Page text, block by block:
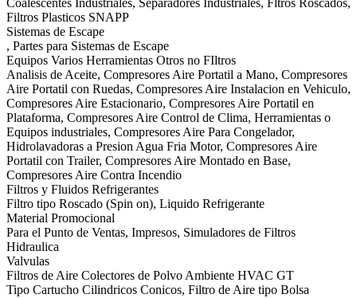
Coalescentes Industriales, Separadores Industriales, Fltros Roscados,
Filtros Plasticos SNAPP
Sistemas de Escape
, Partes para Sistemas de Escape
Equipos Varios Herramientas Otros no FIltros
Analisis de Aceite, Compresores Aire Portatil a Mano, Compresores
Aire Portatil con Ruedas, Compresores Aire Instalacion en Vehiculo,
Compresores Aire Estacionario, Compresores Aire Portatil en
Plataforma, Compresores Aire Control de Clima, Herramientas o
Equipos industriales, Compresores Aire Para Congelador,
Hidrolavadoras a Presion Agua Fria Motor, Compresores Aire
Portatil con Trailer, Compresores Aire Montado en Base,
Compresores Aire Contra Incendio
Filtros y Fluidos Refrigerantes
Filtro tipo Roscado (Spin on), Liquido Refrigerante
Material Promocional
Para el Punto de Ventas, Impresos, Simuladores de Filtros
Hidraulica
Valvulas
Filtros de Aire Colectores de Polvo Ambiente HVAC GT
Tipo Cartucho Cilindricos Conicos, Filtro de Aire tipo Bolsa